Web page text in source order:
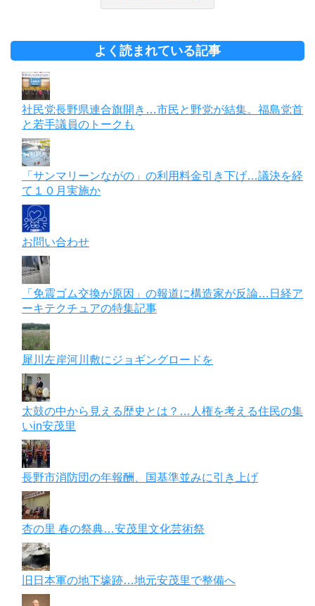
よく読まれている記事
社民党長野県連合旗開き…市民と野党が結集。福島党首
と若手議員のトークも
「サンマリーンながの」の利用料金引き下げ…議決を経
て１０月実施か
お問い合わせ
「免震ゴム交換が原因」の報道に構造家が反論…日経ア
ーキテクチュアの特集記事
犀川左岸河川敷にジョギングロードを
太鼓の中から見える歴史とは？…人権を考える住民の集
いin安茂里
長野市消防団の年報酬、国基準並みに引き上げ
杏の里 春の祭典…安茂里文化芸術祭
旧日本軍の地下壕跡…地元安茂里で整備へ